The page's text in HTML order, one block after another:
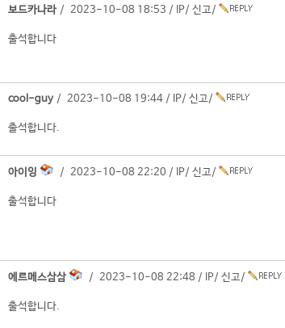
보드카나라 / 2023-10-08 18:53 / IP/ 신고/
출석합니다
cool-guy/ 2023-10-08 19:44 / IP/ 신고/
출석합니다.
아이잉 / 2023-10-08 22:20 / IP/ 신고/
출석합니다
에르메스삼삼 / 2023-10-08 22:48 / IP/ 신고/
출석합니다.